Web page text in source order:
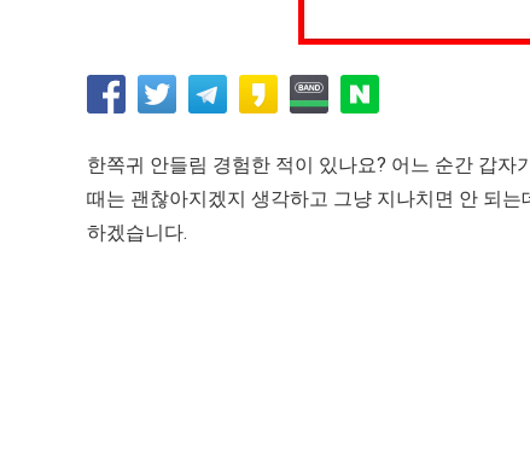
한쪽귀 안들림 경험한 적이 있나요? 어느 순간 갑
때는 괜찮아지겠지 생각하고 그냥 지나치면 안 되
하겠습니다.